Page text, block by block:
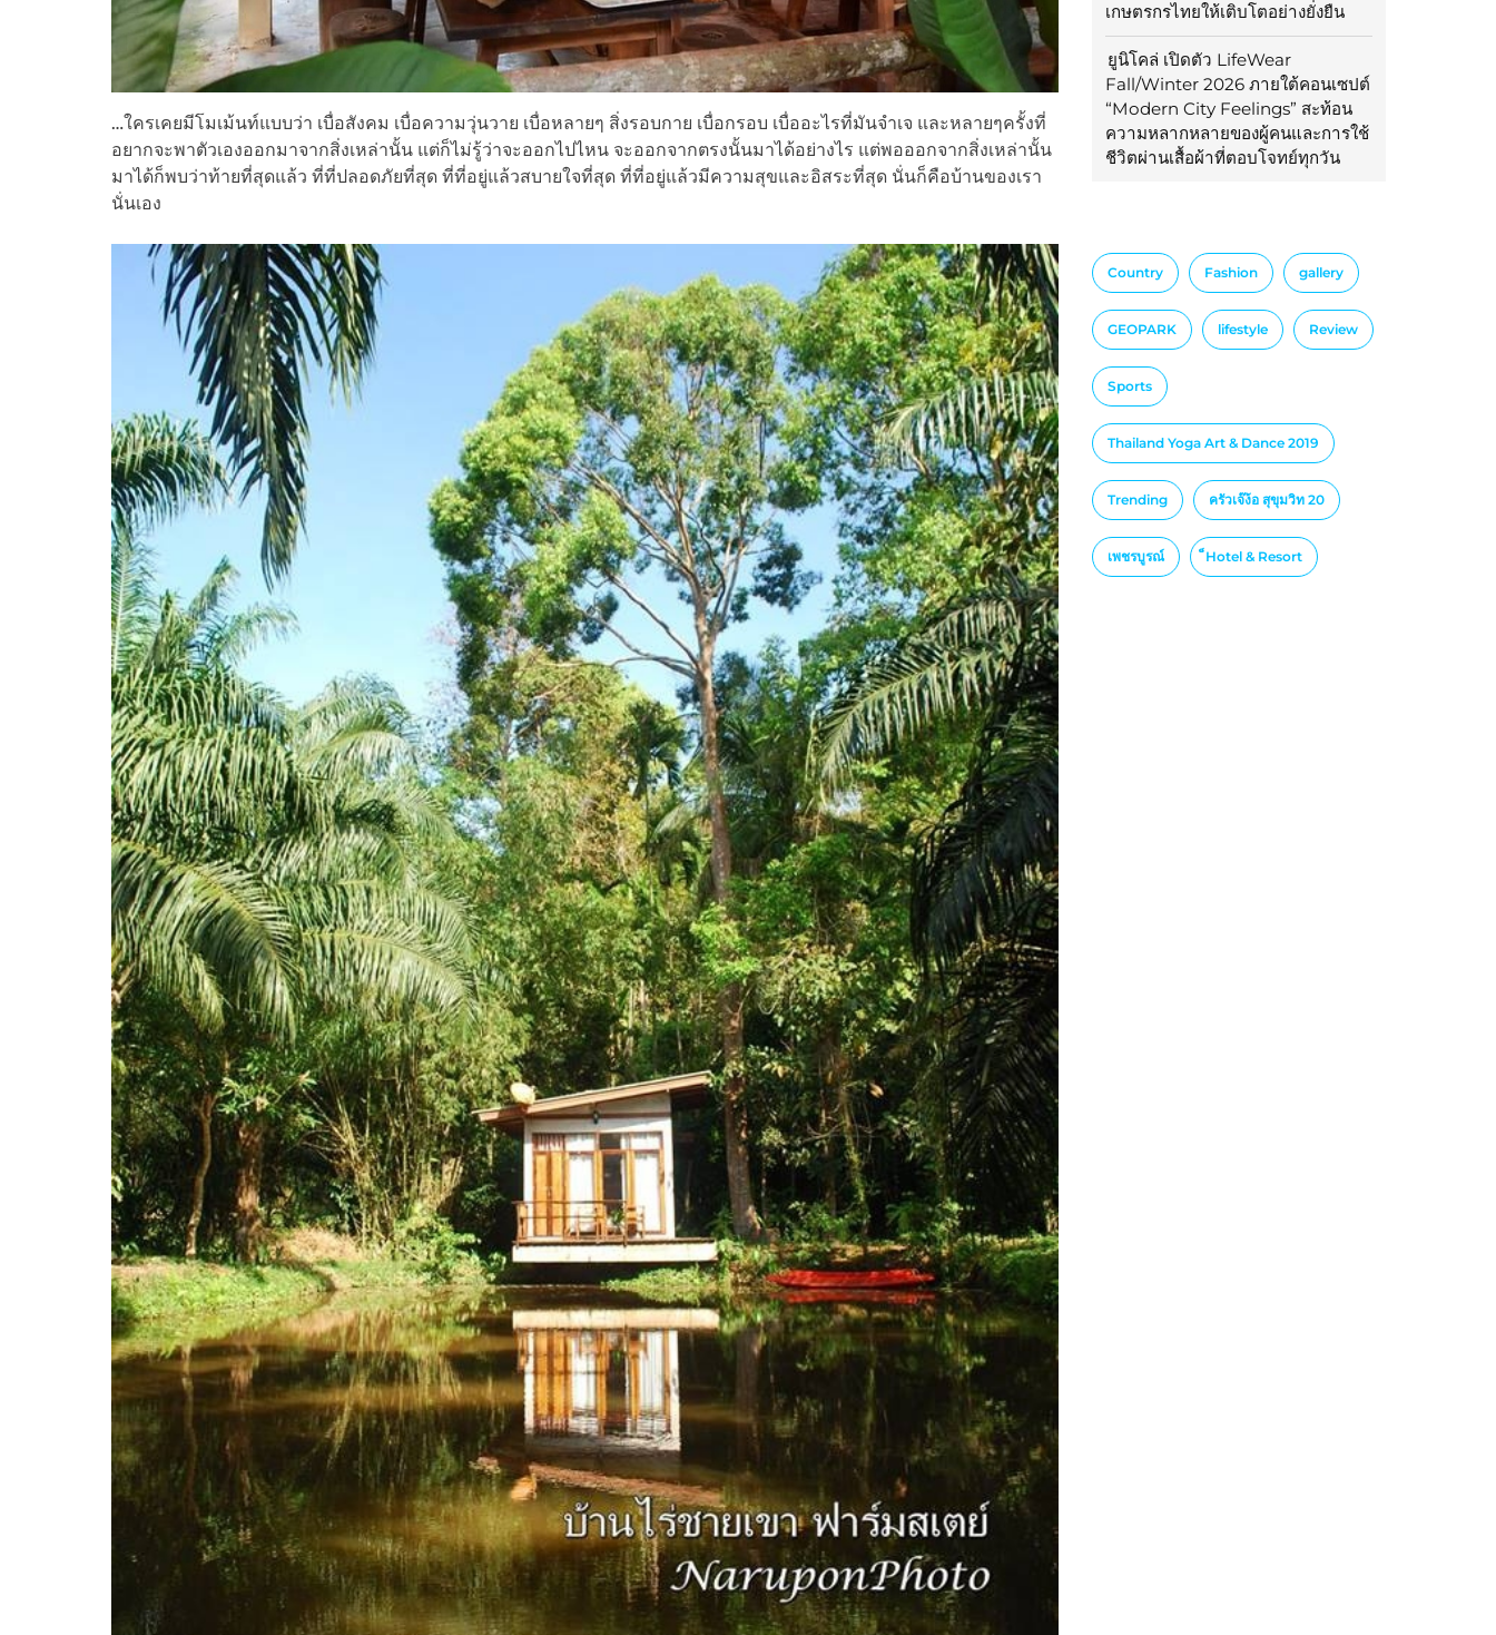
เกษตรกรไทยให้เติบโตอย่างยั่งยืน
ยูนิโคล่ เปิดตัว LifeWear
Fall/Winter 2026 ภายใต้คอนเซปต์
“Modern City Feelings” สะท้อน
ความหลากหลายของผู้คนและการใช้
ชีวิตผ่านเสื้อผ้าที่ตอบโจทย์ทุกวัน
Country Fashion gallery
GEOPARK lifestyle Review
Sports
Thailand Yoga Art & Dance 2019
Trending ครัวเจ๊ง้อ สุขุมวิท 20
เพชรบูรณ์ ็Hotel & Resort
…ใครเคยมีโมเม้นท์แบบว่า เบื่อสังคม เบื่อความวุ่นวาย เบื่อหลายๆ สิ่งรอบกาย เบื่อกรอบ เบื่ออะไรที่มันจำเจ และหลายๆครั้งที่
อยากจะพาตัวเองออกมาจากสิ่งเหล่านั้น แต่ก็ไม่รู้ว่าจะออกไปไหน จะออกจากตรงนั้นมาได้อย่างไร แต่พอออกจากสิ่งเหล่านั้น
มาได้ก็พบว่าท้ายที่สุดแล้ว ที่ที่ปลอดภัยที่สุด ที่ที่อยู่แล้วสบายใจที่สุด ที่ที่อยู่แล้วมีความสุขและอิสระที่สุด นั่นก็คือบ้านของเรา
นั่นเอง